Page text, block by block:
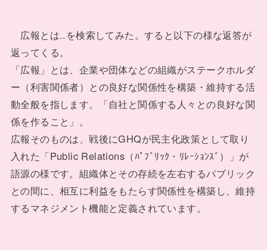
広報とは..を検索してみた。すると以下の様な返答が
返ってくる。
「広報」とは、企業や団体などの組織がステークホルダ
ー（利害関係者）との良好な関係性を構築・維持する活
動全般を指します。「自社と関係する人々との良好な関
係を作ること」。
広報そのものは、戦後にGHQが民主化政策として取り
入れた「Public Relations（ﾊﾟﾌﾞﾘｯｸ・ﾘﾚｰｼｮﾝｽﾞ）」が
語源の様です。組織体とその存続を左右するパブリック
との間に、相互に利益をもたらす関係性を構築し、維持
するマネジメント機能と定義されています。